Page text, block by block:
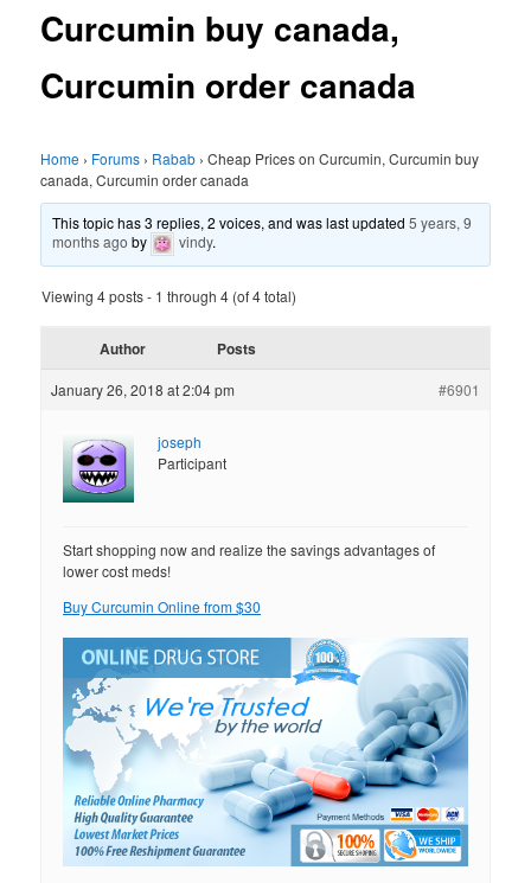
Curcumin buy canada,
Curcumin order canada
Home › Forums › Rabab › Cheap Prices on Curcumin, Curcumin buy
canada, Curcumin order canada
This topic has 3 replies, 2 voices, and was last updated5 years, 9
months ago by vindy.
Viewing 4 posts - 1 through 4 (of 4 total)
Author Posts
January 26, 2018 at 2:04 pm #6901
joseph
Participant
Start shopping now and realize the savings advantages of
lower cost meds!
Buy Curcumin Online from $30